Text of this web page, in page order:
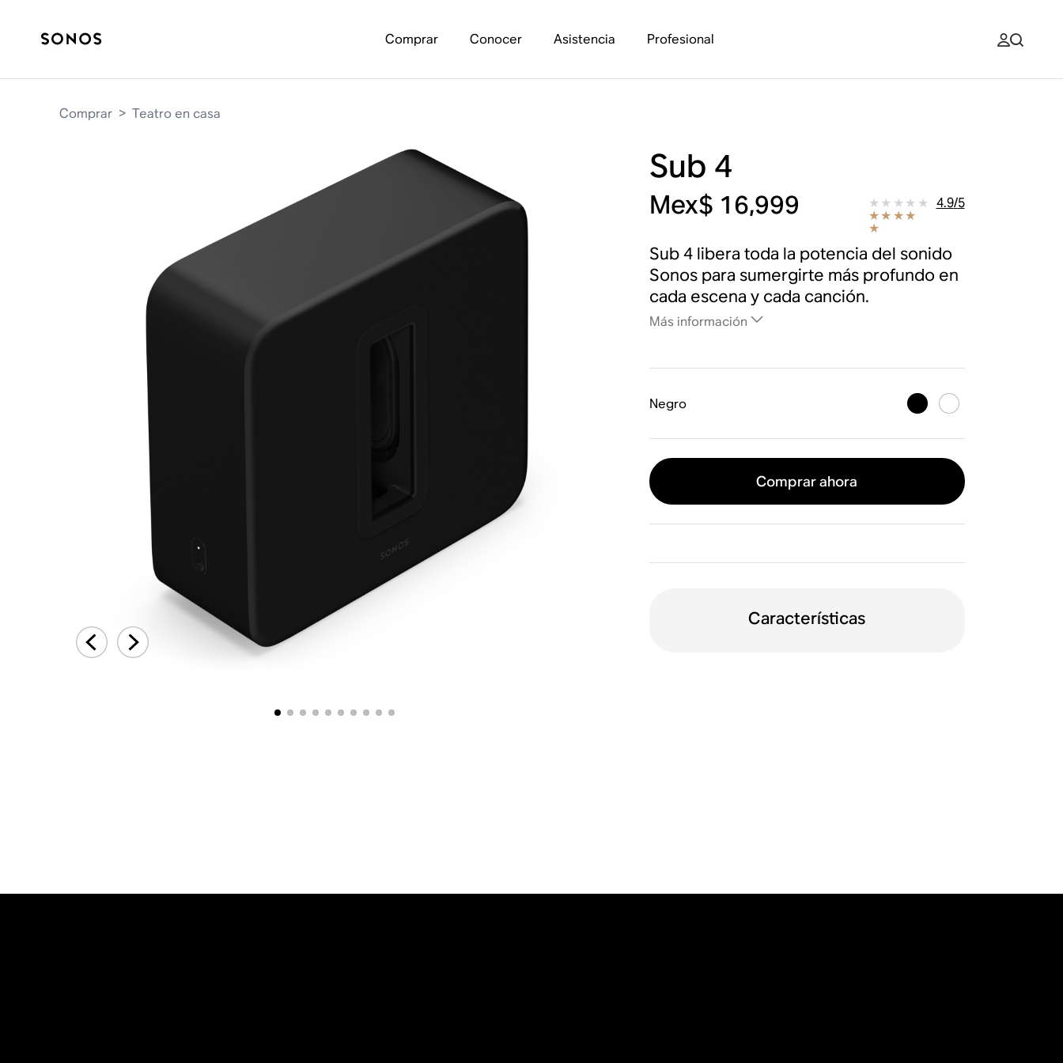
Comprar Conocer Asistencia Profesional
Comprar > Teatro en casa
Sub 4
Mex$ 16,999 4.9/5
Sub 4 libera toda la potencia del sonido
Sonos para sumergirte más profundo en
cada escena y cada canción.
Más información
Negro
Comprar ahora
Características